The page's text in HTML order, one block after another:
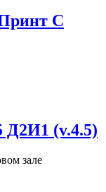
С
(v.4.5)
зале